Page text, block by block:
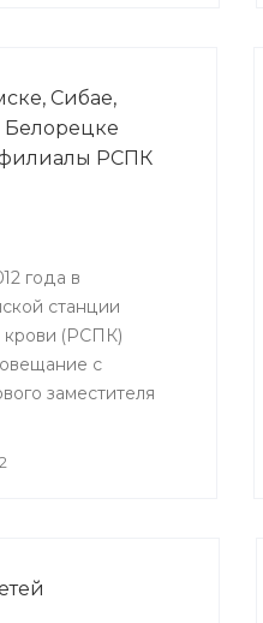
Сибае,
Белорецке
РСПК
года в
станции
крови (РСПК)
с
заместителя
и заведующих